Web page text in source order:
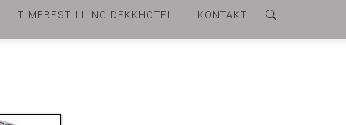
TIMEBESTILLING DEKKHOTELL KONTAKT